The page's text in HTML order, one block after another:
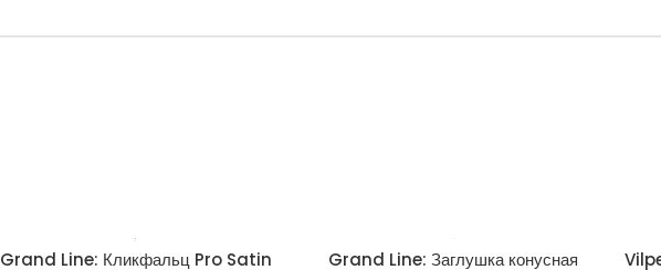
Grand Line: Кликфальц Pro Satin Grand Line: Заглушка конусная